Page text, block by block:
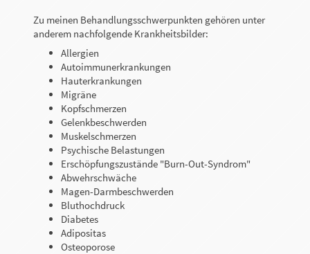
Zu meinen Behandlungsschwerpunkten gehören unter
anderem nachfolgende Krankheitsbilder:
Allergien
Autoimmunerkrankungen
Hauterkrankungen
Migräne
Kopfschmerzen
Gelenkbeschwerden
Muskelschmerzen
Psychische Belastungen
Erschöpfungszustände "Burn-Out-Syndrom"
Abwehrschwäche
Magen-Darmbeschwerden
Bluthochdruck
Diabetes
Adipositas
Osteoporose